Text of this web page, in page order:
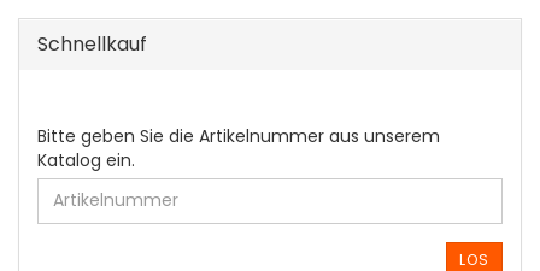
Schnellkauf
BITTE
GEBEN
SIE
DIE
ARTIKELNUMMER
Bitte geben Sie die Artikelnummer aus unserem
Katalog ein.
LOS